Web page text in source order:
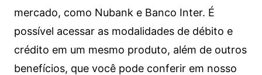
mercado, como Nubank e Banco Inter. É
possível acessar as modalidades de débito e
crédito em um mesmo produto, além de outros
benefícios, que você pode conferir em nosso